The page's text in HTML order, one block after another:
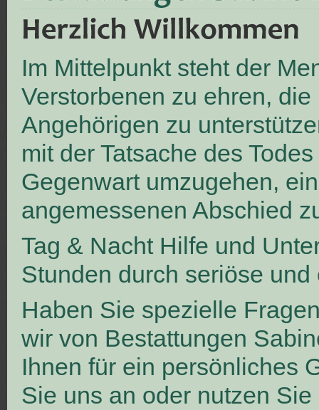
Im Mittelpunkt steht der
Verstorbenen zu ehren, die
Angehörigen zu
mit der Tatsache des
Gegenwart umzugehen,
angemessenen Abschied
Tag & Nacht Hilfe und
Stunden durch seriöse
Haben Sie spezielle
wir von Bestattungen
Ihnen für ein persönliches
Sie uns an oder nutzen